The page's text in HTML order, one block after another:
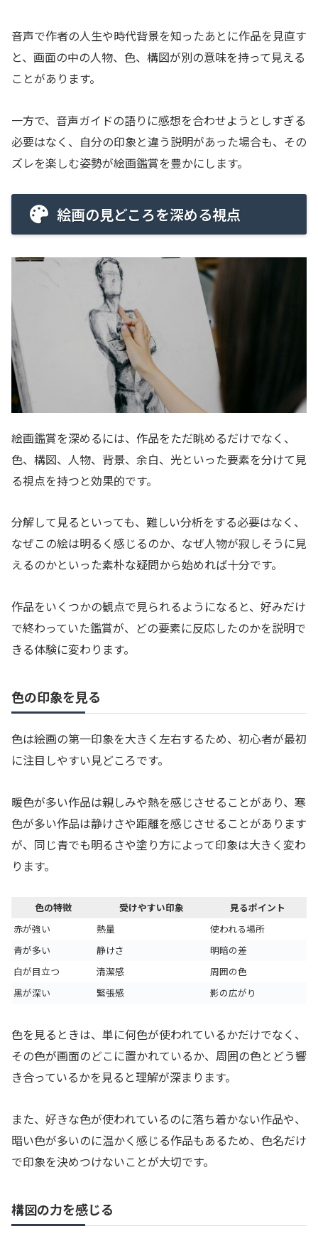
音声で作者の人生や時代背景を知ったあとに作品を見直す
と、画面の中の人物、色、構図が別の意味を持って見える
ことがあります。
一方で、音声ガイドの語りに感想を合わせようとしすぎる
必要はなく、自分の印象と違う説明があった場合も、その
ズレを楽しむ姿勢が絵画鑑賞を豊かにします。
絵画の見どころを深める視点
絵画鑑賞を深めるには、作品をただ眺めるだけでなく、
色、構図、人物、背景、余白、光といった要素を分けて見
る視点を持つと効果的です。
分解して見るといっても、難しい分析をする必要はなく、
なぜこの絵は明るく感じるのか、なぜ人物が寂しそうに見
えるのかといった素朴な疑問から始めれば十分です。
作品をいくつかの観点で見られるようになると、好みだけ
で終わっていた鑑賞が、どの要素に反応したのかを説明で
きる体験に変わります。
色の印象を見る
色は絵画の第一印象を大きく左右するため、初心者が最初
に注目しやすい見どころです。
暖色が多い作品は親しみや熱を感じさせることがあり、寒
色が多い作品は静けさや距離を感じさせることがあります
が、同じ青でも明るさや塗り方によって印象は大きく変わ
ります。
色の特徴 受けやすい印象
見るポイント
赤が強い
熱量
使われる場所
青が多い
静けさ
明暗の差
白が目立つ
清潔感
周囲の色
黒が深い
緊張感 影の広がり
色を見るときは、単に何色が使われているかだけでなく、
その色が画面のどこに置かれているか、周囲の色とどう響
き合っているかを見ると理解が深まります。
また、好きな色が使われているのに落ち着かない作品や、
暗い色が多いのに温かく感じる作品もあるため、色名だけ
で印象を決めつけないことが大切です。
構図の力を感じる